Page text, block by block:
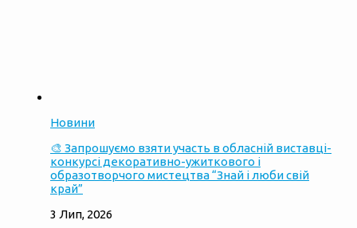
Новини
🎨 Запрошуємо взяти участь в обласній виставці-
конкурсі декоративно-ужиткового і
образотворчого мистецтва “Знай і люби свій
край”
3 Лип, 2026